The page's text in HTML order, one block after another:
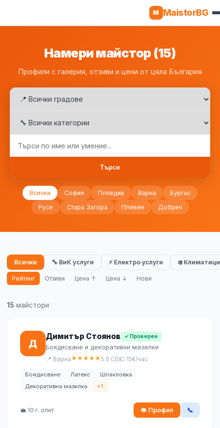
M MaistorBG
Намери майстор (15)
Профили с галерия, отзиви и цени от цяла България
Търси
Всички София Пловдив Варна
Бургас
Русе
Стара Загора Плевен Добрич
Всички 🔧 ВиК услуги ⚡ Електро услуги ❄️ Климатици
Рейтинг Отзиви Цена ↑ Цена ↓ Нови
15 майстори
Д
Димитър Стоянов ✓ Проверен
Боядисване и декоративни мазилки
📍 Варна★★★★★5.0 (3)💶 15€/час
Боядисване Латекс
Шпакловка
Декоративна мазилка
+1
💼 10 г. опит 👁 Профил 📞